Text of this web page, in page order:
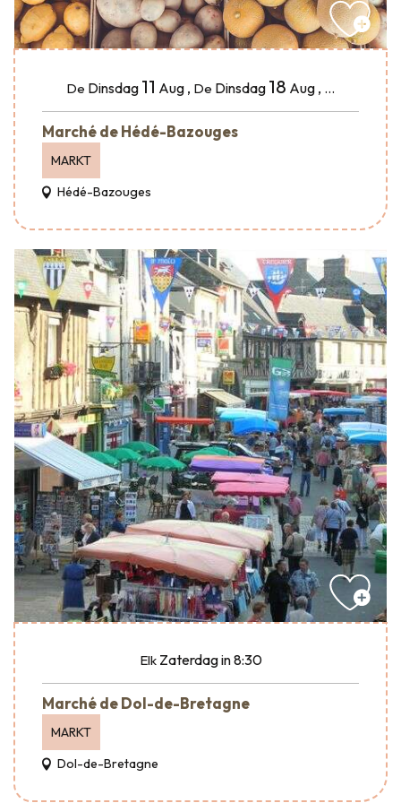
De Dinsdag 11 Aug , De Dinsdag 18 Aug , ...
Marché de Hédé-Bazouges
MARKT
Hédé-Bazouges
Elk Zaterdagin 8:30
Marché de Dol-de-Bretagne
MARKT
Dol-de-Bretagne